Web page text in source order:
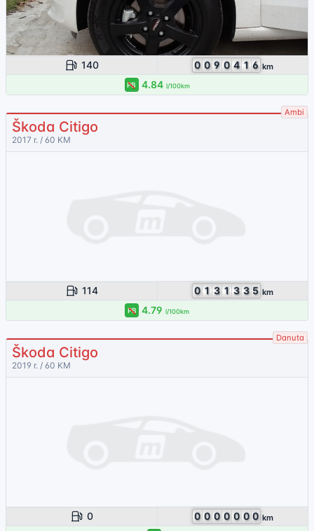
140 0 0 9 0 4 1 6 km
PB 4.84 l/100km
Ambi
Škoda Citigo
2017 r. / 60 KM
114 0 1 3 1 3 3 5 km
PB 4.79 l/100km
Danuta
Škoda Citigo
2019 r. / 60 KM
0 0 0 0 0 0 0 0 km